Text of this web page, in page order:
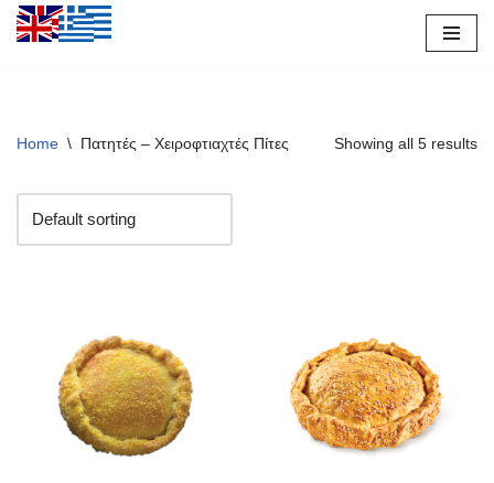
Home \ Πατητές – Χειροφτιαχτές Πίτες Showing all 5 results